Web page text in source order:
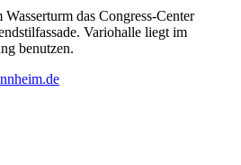
das Congress-Center
Variohalle liegt im
benutzen.